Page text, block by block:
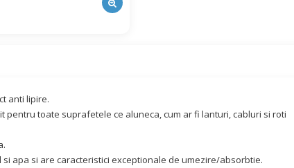
anti lipire.
toate suprafetele ce aluneca, cum ar fi lanturi, cabluri si roti
apa si are caracteristici exceptionale de umezire/absorbtie.